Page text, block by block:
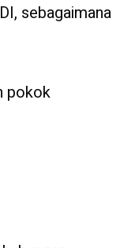
sebagaimana
pokok